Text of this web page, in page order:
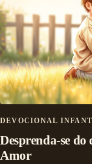
DEVOCIONAL
Desprenda-se do
Amor